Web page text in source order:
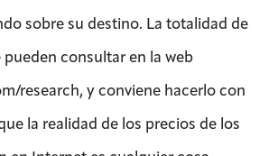
sobre su destino. La totalidad de
consultar en la web
research, y conviene hacerlo con
la realidad de los precios de los